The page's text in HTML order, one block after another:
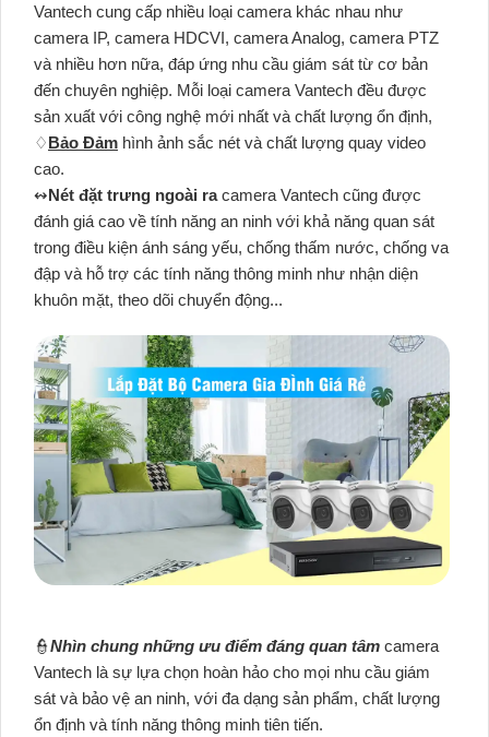
Vantech cung cấp nhiều loại camera khác nhau như
camera IP, camera HDCVI, camera Analog, camera PTZ
và nhiều hơn nữa, đáp ứng nhu cầu giám sát từ cơ bản
đến chuyên nghiệp. Mỗi loại camera Vantech đều được
sản xuất với công nghệ mới nhất và chất lượng ổn định,
♢Bảo Đảm hình ảnh sắc nét và chất lượng quay video
cao.
↭Nét đặt trưng ngoài racamera Vantech cũng được
đánh giá cao về tính năng an ninh với khả năng quan sát
trong điều kiện ánh sáng yếu, chống thấm nước, chống va
đập và hỗ trợ các tính năng thông minh như nhận diện
khuôn mặt, theo dõi chuyển động...
👮Nhìn chung những ưu điểm đáng quan tâm camera
Vantech là sự lựa chọn hoàn hảo cho mọi nhu cầu giám
sát và bảo vệ an ninh, với đa dạng sản phẩm, chất lượng
ổn định và tính năng thông minh tiên tiến.